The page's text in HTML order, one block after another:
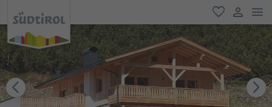
favorit
user link